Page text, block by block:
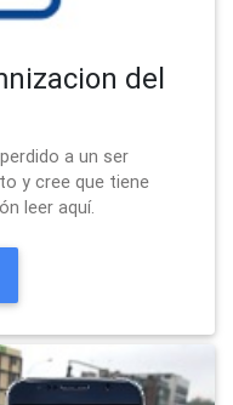
del
a un ser
y cree que tiene
leer aquí.